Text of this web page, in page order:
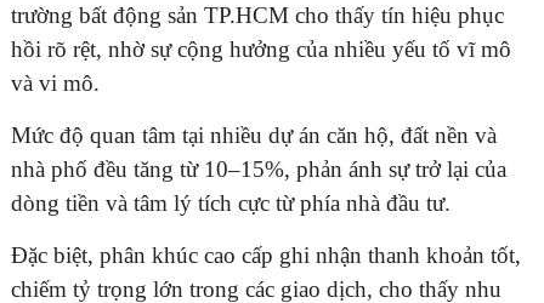
trường bất động sản TP.HCM cho thấy tín hiệu phục
hồi rõ rệt, nhờ sự cộng hưởng của nhiều yếu tố vĩ mô
và vi mô.
Mức độ quan tâm tại nhiều dự án căn hộ, đất nền và
nhà phố đều tăng từ 10–15%, phản ánh sự trở lại của
dòng tiền và tâm lý tích cực từ phía nhà đầu tư.
Đặc biệt, phân khúc cao cấp ghi nhận thanh khoản tốt,
chiếm tỷ trọng lớn trong các giao dịch, cho thấy nhu
HOÀN THÀNH
0835182528 - 0819151818